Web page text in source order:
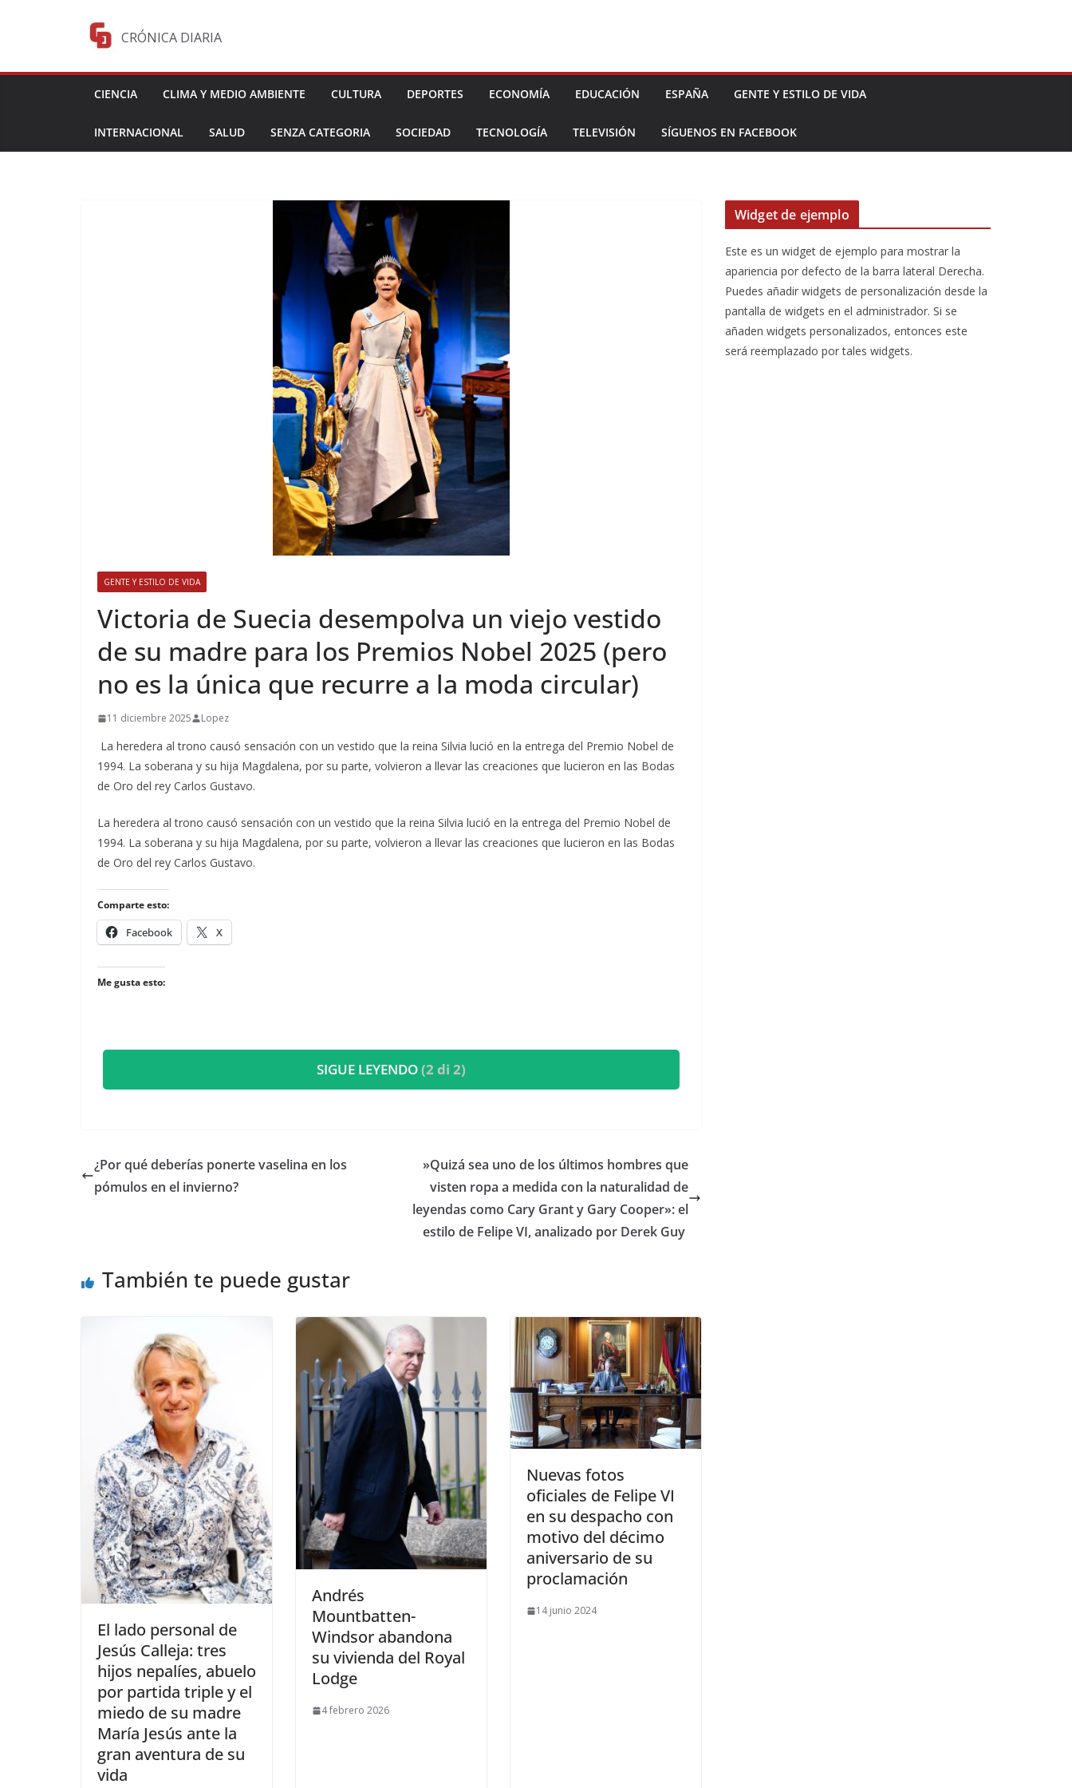
CRÓNICA DIARIA
CIENCIA CLIMA Y MEDIO AMBIENTE CULTURA DEPORTES ECONOMÍA EDUCACIÓN ESPAÑA GENTE Y ESTILO DE VIDA
INTERNACIONAL SALUD SENZA CATEGORIA SOCIEDAD TECNOLOGÍA TELEVISIÓN SÍGUENOS EN FACEBOOK
GENTE Y ESTILO DE VIDA
​Victoria de Suecia desempolva un viejo vestido
de su madre para los Premios Nobel 2025 (pero
no es la única que recurre a la moda circular)
11 diciembre 2025 Lopez
La heredera al trono causó sensación con un vestido que la reina Silvia lució en la entrega del Premio Nobel de
1994. La soberana y su hija Magdalena, por su parte, volvieron a llevar las creaciones que lucieron en las Bodas
de Oro del rey Carlos Gustavo.
​La heredera al trono causó sensación con un vestido que la reina Silvia lució en la entrega del Premio Nobel de
1994. La soberana y su hija Magdalena, por su parte, volvieron a llevar las creaciones que lucieron en las Bodas
de Oro del rey Carlos Gustavo.
Comparte esto:
Facebook X
Me gusta esto:
SIGUE LEYENDO(2 di 2)
¿Por qué deberías ponerte vaselina en los
pómulos en el invierno?
​»Quizá sea uno de los últimos hombres que
visten ropa a medida con la naturalidad de
leyendas como Cary Grant y Gary Cooper»: el
estilo de Felipe VI, analizado por Derek Guy
También te puede gustar
​El lado personal de
Jesús Calleja: tres
hijos nepalíes, abuelo
por partida triple y el
miedo de su madre
María Jesús ante la
gran aventura de su
vida
​Andrés
Mountbatten-
Windsor abandona
su vivienda del Royal
Lodge
4 febrero 2026
​Nuevas fotos
oficiales de Felipe VI
en su despacho con
motivo del décimo
aniversario de su
proclamación
14 junio 2024
Widget de ejemplo
Este es un widget de ejemplo para mostrar la
apariencia por defecto de la barra lateral Derecha.
Puedes añadir widgets de personalización desde la
pantalla de widgets en el administrador. Si se
añaden widgets personalizados, entonces este
será reemplazado por tales widgets.